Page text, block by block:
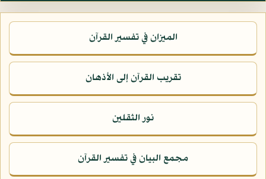
الميزان في تفسير القرآن
تقريب القرآن إلى الأذهان
نور الثقلين
مجمع البيان في تفسير القرآن